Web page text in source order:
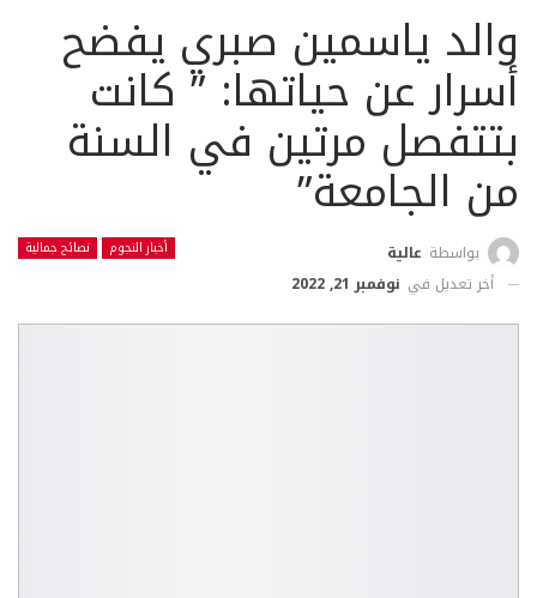
والد ياسمين صبري يفضح
أسرار عن حياتها: ” كانت
بتتفصل مرتين في السنة
من الجامعة”
أخبار النجوم نصائح جمالية بواسطة عالية
أخر تعديل في نوفمبر 21, 2022